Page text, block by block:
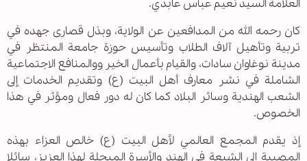
العلامة السيد نعيم عباس عابدي.
كان رحمه الله من المدافعين عن الولاية، وبذل قصارى جهده في
تربية وتأهيل آلاف الطلاب وتأسيس حوزة جامعة المنتظر في
مدينة نوغاوان سادات، والقيام بأعمال الخير ووالمنافع الاجتماعية
الشاملة في نشر معارف أهل البيت (ع) وتقديم الخدمات إلى
الشعب الهندية وسائر البلاد كما كان له دور فعال ومؤثر في هذا
الخصوص.
إذ يقدم المجمع العالمي لأهل البيت (ع) خالص العزاء بهذه
المصيبة إلى الشيعة في الهند والأسرة المبجلة لهذا العزيز، سائلا